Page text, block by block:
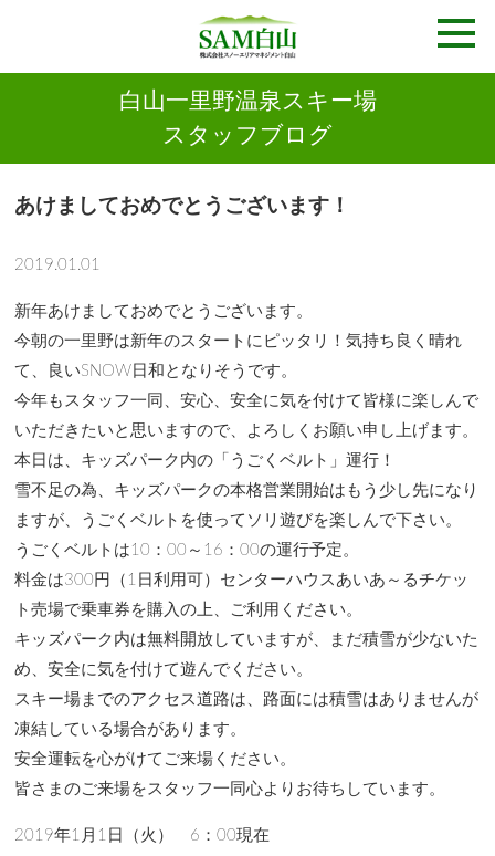
白山一里野温泉スキー場
スタッフブログ
あけましておめでとうございます！
2019.01.01
新年あけましておめでとうございます。
今朝の一里野は新年のスタートにピッタリ！気持ち良く晴れ
て、良いSNOW日和となりそうです。
今年もスタッフ一同、安心、安全に気を付けて皆様に楽しんで
いただきたいと思いますので、よろしくお願い申し上げます。
本日は、キッズパーク内の「うごくベルト」運行！
雪不足の為、キッズパークの本格営業開始はもう少し先になり
ますが、うごくベルトを使ってソリ遊びを楽しんで下さい。
うごくベルトは10：00～16：00の運行予定。
料金は300円（1日利用可）センターハウスあいあ～るチケッ
ト売場で乗車券を購入の上、ご利用ください。
キッズパーク内は無料開放していますが、まだ積雪が少ないた
め、安全に気を付けて遊んでください。
スキー場までのアクセス道路は、路面には積雪はありませんが
凍結している場合があります。
安全運転を心がけてご来場ください。
皆さまのご来場をスタッフ一同心よりお待ちしています。
2019年1月1日（火） 6：00現在